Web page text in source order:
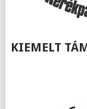
KIEMELT